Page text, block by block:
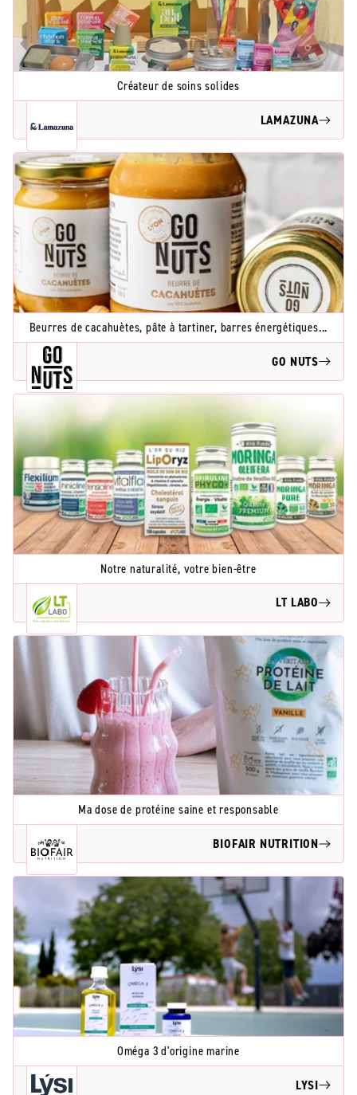
Créateur de soins solides
LAMAZUNA
Beurres de cacahuètes, pâte à tartiner, barres énergétiques...
GO NUTS
Notre naturalité, votre bien-être
LT LABO
Ma dose de protéine saine et responsable
BIOFAIR NUTRITION
Oméga 3 d'origine marine
LYSI